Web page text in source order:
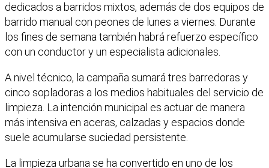
dedicados a barridos mixtos, además de dos equipos de
barrido manual con peones de lunes a viernes. Durante
los fines de semana también habrá refuerzo específico
con un conductor y un especialista adicionales.
A nivel técnico, la campaña sumará tres barredoras y
cinco sopladoras a los medios habituales del servicio de
limpieza. La intención municipal es actuar de manera
más intensiva en aceras, calzadas y espacios donde
suele acumularse suciedad persistente.
La limpieza urbana se ha convertido en uno de los